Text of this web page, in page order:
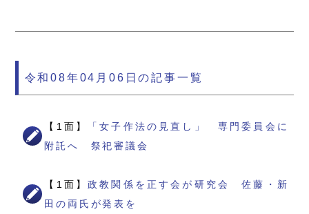
令和08年04月06日の記事一覧
【1面】
「女子作法の見直し」 専門委員会に
附託へ 祭祀審議会
【1面】政教関係を正す会が研究会 佐藤・新
田の両氏が発表を